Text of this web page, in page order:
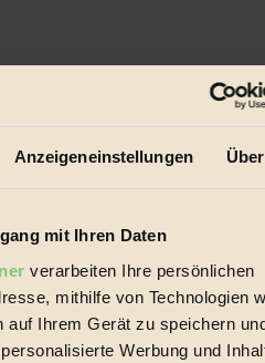
Anzeigeneinstellungen
mit Ihren Daten
verarbeiten Ihre persönlichen
mithilfe von Technologien
auf Ihrem Gerät zu speichern
Werbung und